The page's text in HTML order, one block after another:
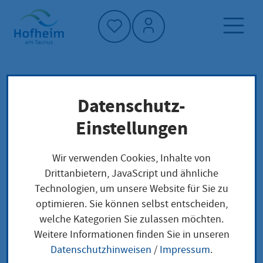
Startseite"
Neuigkeiten und Ausschreibungen
Wochenmarkt
Wochenmarkt
Samstag, 27. Dezember | ab 07:00
|Platz Am
Datenschutz-
Einstellungen
Wir verwenden Cookies, Inhalte von
Drittanbietern, JavaScript und ähnliche
Technologien, um unsere Website für Sie zu
optimieren. Sie können selbst entscheiden,
welche Kategorien Sie zulassen möchten.
Weitere Informationen finden Sie in unseren
Datenschutzhinweisen / Impressum.